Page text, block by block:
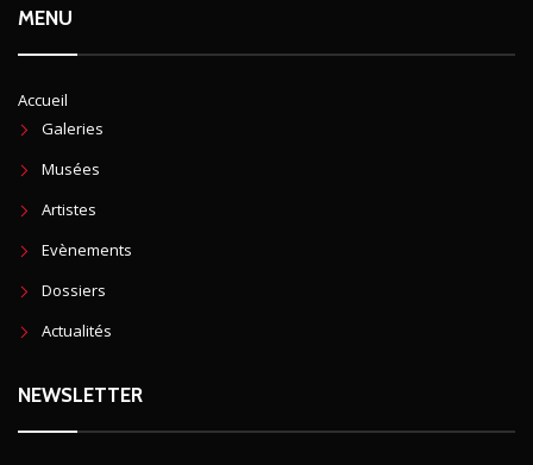
MENU
Accueil
Galeries
Musées
Artistes
Evènements
Dossiers
Actualités
NEWSLETTER